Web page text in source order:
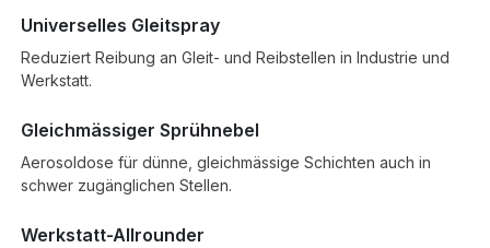
Universelles Gleitspray
Reduziert Reibung an Gleit- und Reibstellen in Industrie und
Werkstatt.
Gleichmässiger Sprühnebel
Aerosoldose für dünne, gleichmässige Schichten auch in
schwer zugänglichen Stellen.
Werkstatt-Allrounder